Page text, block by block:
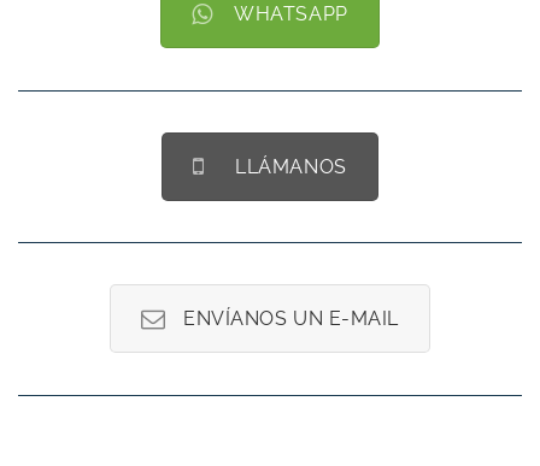
WHATSAPP
LLÁMANOS
ENVÍANOS UN E-MAIL